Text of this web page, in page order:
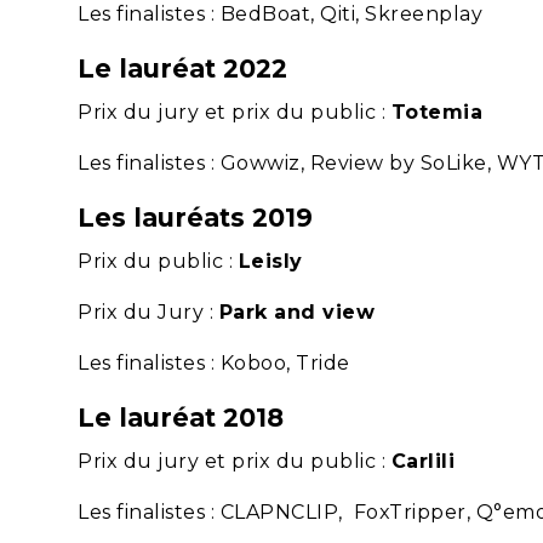
Les finalistes : BedBoat, Qiti, Skreenplay
Le lauréat 2022
Prix du jury et prix du public : Totemia
Les finalistes : Gowwiz, Review by SoLike,
Les lauréats 2019
Prix du public : Leisly
Prix du Jury : Park and view
Les finalistes : Koboo, Tride
Le lauréat 2018
Prix du jury et prix du public : Carlili
Les finalistes : CLAPNCLIP, FoxTripper,